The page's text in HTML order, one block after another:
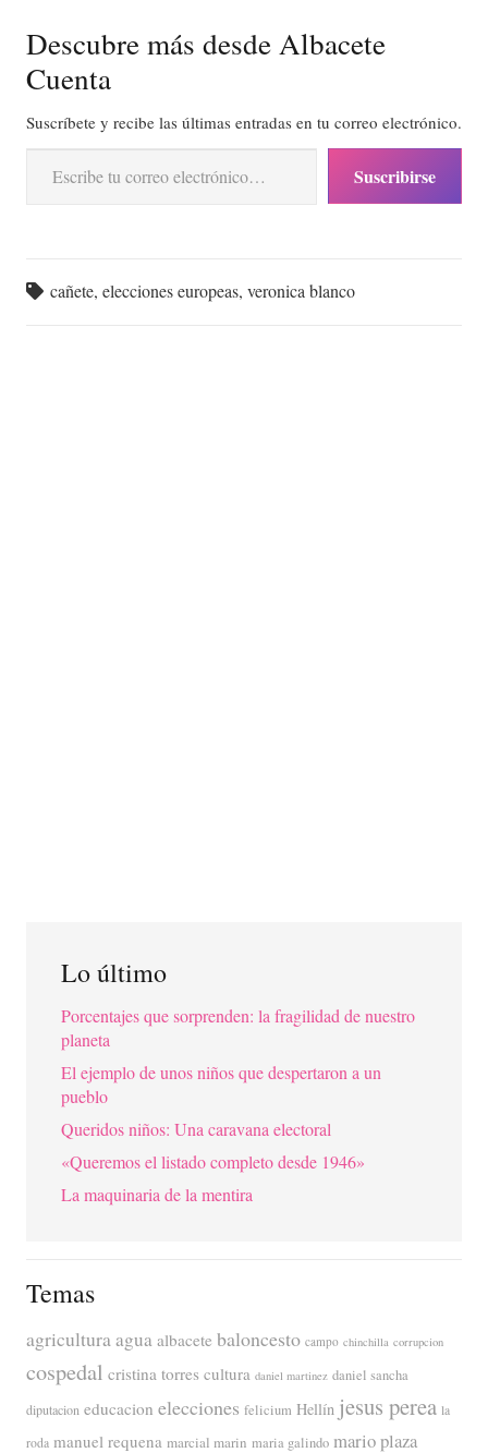
Descubre más desde Albacete
Cuenta
Suscríbete y recibe las últimas entradas en tu correo electrónico.
Escribe tu correo electrónico…
Suscribirse
cañete,elecciones europeas,veronica blanco
Lo último
Porcentajes que sorprenden: la fragilidad de nuestro
planeta
El ejemplo de unos niños que despertaron a un
pueblo
Queridos niños: Una caravana electoral
«Queremos el listado completo desde 1946»
La maquinaria de la mentira
Temas
agriculturaagua albacete baloncesto campo chinchilla corrupcion
cospedal cristina torres cultura daniel martinez daniel sancha
diputacion educacion elecciones felicium Hellín jesus perea la
roda manuel requena marcial marin maria galindo mario plaza